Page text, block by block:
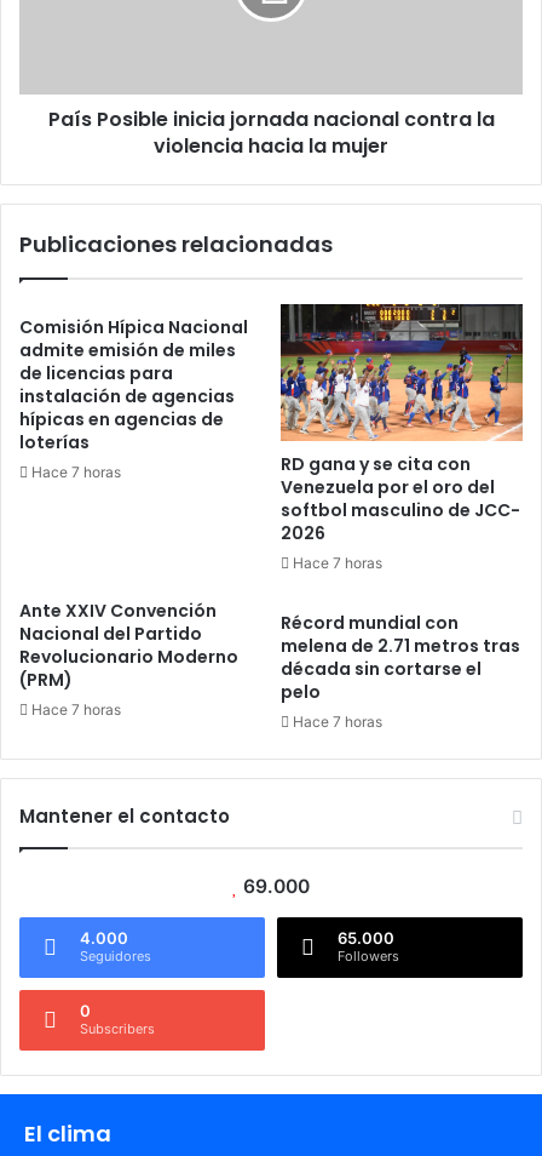
hacia
País Posible inicia jornada nacional contra la
violencia hacia la mujer
Publicaciones relacionadas
Comisión Hípica Nacional
admite emisión de miles
de licencias para
instalación de agencias
hípicas en agencias de
loterías
Hace 7 horas
RD gana y se cita con
Venezuela por el oro del
softbol masculino de JCC-
2026
Hace 7 horas
Ante XXIV Convención
Nacional del Partido
Revolucionario Moderno
(PRM)
Hace 7 horas
Récord mundial con
melena de 2.71 metros tras
década sin cortarse el
pelo
Hace 7 horas
Mantener el contacto
69.000
4.000
Seguidores
65.000
Followers
0
Subscribers
El clima